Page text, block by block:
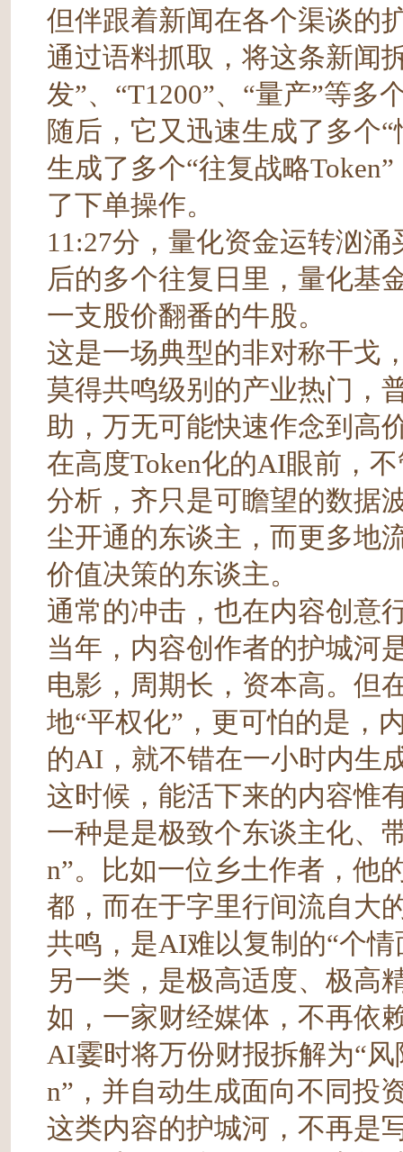
但伴跟着新闻在各个渠谈的
通过语料抓取，将这条新闻
发”、“T1200”、“量产”等多
随后，它又迅速生成了多个“
生成了多个“往复战略
了下单操作。
11:27分，量化资金运转汹
后的多个往复日里，量化基
一支股价翻番的牛股。
这是一场典型的非对称干戈
莫得共鸣级别的产业热门，
助，万无可能快速作念到高
在高度Token化的AI眼前，
分析，齐只是可瞻望的数据
尘开通的东谈主，而更多地
价值决策的东谈主。
通常的冲击，也在内容创意
当年，内容创作者的护城河
电影，周期长，资本高。但
地“平权化”，更可怕的是，
的AI，就不错在一小时内生
这时候，能活下来的内容惟
一种是是极致个东谈主化、
n”。比如一位乡土作者，他
都，而在于字里行间流自大
共鸣，是AI难以复制的“个情
另一类，是极高适度、极高
如，一家财经媒体，不再依
AI霎时将万份财报拆解为“风
n”，并自动生成面向不同投
这类内容的护城河，不再是